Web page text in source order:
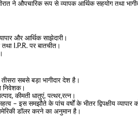
ने औपचारिक रूप से व्यापक आर्थिक सहयोग तथा
और आर्थिक साझेदारी।
तथा I.P.R. पर बातचीत।
सबसे बड़ा भागीदार देश है।
निवेशक।
कीमती धातुएं, पत्थर,रत्न।
– इस समझौते के पांच वर्षों के भीतर द्विपक्षीय व्यापार
डॉलर करने का अनुमान है।